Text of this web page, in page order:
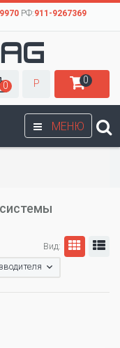
РФ:911-9267369
0 Р 0
МЕНЮ
Вид: